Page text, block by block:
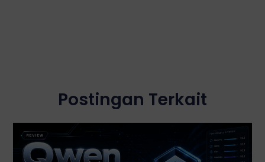
Postingan Terkait